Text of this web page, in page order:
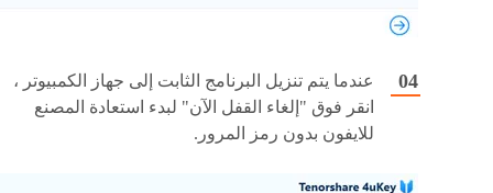
عندما يتم تنزيل البرنامج الثابت إلى جهاز الكمبيوتر ،
انقر فوق "إلغاء القفل الآن" لبدء استعادة المصنع
للايفون بدون رمز المرور.